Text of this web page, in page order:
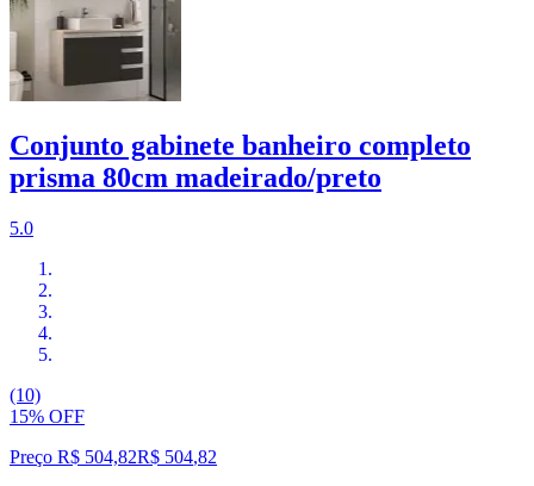
Conjunto gabinete banheiro completo
prisma 80cm madeirado/preto
5.0
(10)
15% OFF
Preço R$ 504,82R$ 504,82